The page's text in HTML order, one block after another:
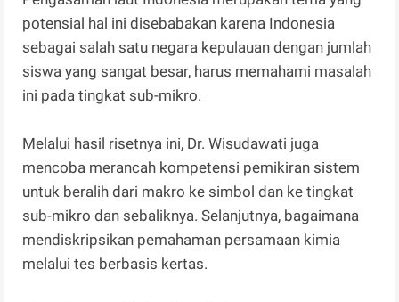
potensial hal ini disebabakan karena Indonesia
sebagai salah satu negara kepulauan dengan jumlah
siswa yang sangat besar, harus memahami masalah
ini pada tingkat sub-mikro.
Melalui hasil risetnya ini, Dr. Wisudawati juga
mencoba merancah kompetensi pemikiran sistem
untuk beralih dari makro ke simbol dan ke tingkat
sub-mikro dan sebaliknya. Selanjutnya, bagaimana
mendiskripsikan pemahaman persamaan kimia
melalui tes berbasis kertas.